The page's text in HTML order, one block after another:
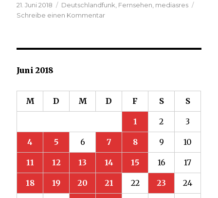
Veröffentlicht
am
21. Juni 2018 Kategorien
Deutschlandfunk, Fernsehen, mediasres
Schreibe einen Kommentarzu
Musikfernsehens
Juni 2018
M D M D F S S
1 2 3
4 5 6 7 8 9 10
11 12 13 14 15 16 17
18 19 20 21 22 23 24